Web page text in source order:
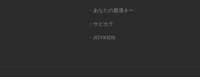
・あなたの最適キー
・サビカラ
・JOYKIDS